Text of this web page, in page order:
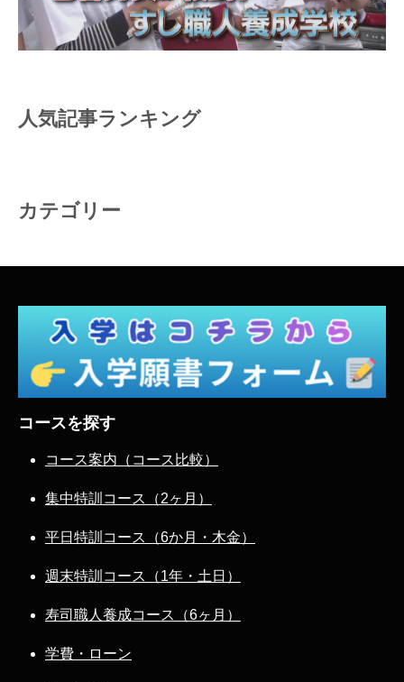
人気記事ランキング
カテゴリー
コースを探す
コース案内（コース比較）
集中特訓コース（2ヶ月）
平日特訓コース（6か月・木金）
週末特訓コース（1年・土日）
寿司職人養成コース（6ヶ月）
学費・ローン